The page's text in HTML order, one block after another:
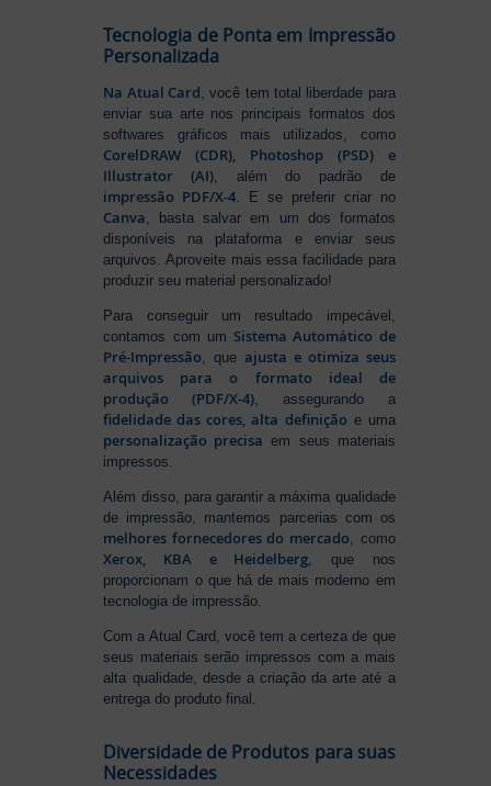
Tecnologia de Ponta em Impressão
Personalizada
Na Atual Card, você tem total liberdade para
enviar sua arte nos principais formatos dos
softwares gráficos mais utilizados, como
CorelDRAW (CDR), Photoshop (PSD) e
Illustrator (AI), além do padrão de
impressão PDF/X-4. E se preferir criar no
Canva, basta salvar em um dos formatos
disponíveis na plataforma e enviar seus
arquivos. Aproveite mais essa facilidade para
produzir seu material personalizado!
Para conseguir um resultado impecável,
contamos com um Sistema Automático de
Pré-Impressão, queajusta e otimiza seus
arquivos para o formato ideal de
produção (PDF/X-4), assegurando a
fidelidade das cores, alta definição e uma
personalização precisa em seus materiais
impressos.
Além disso, para garantir a máxima qualidade
de impressão, mantemos parcerias com os
melhores fornecedores do mercado , como
Xerox, KBA e Heidelberg , que nos
proporcionam o que há de mais moderno em
tecnologia de impressão.
Com a Atual Card, você tem a certeza de que
seus materiais serão impressos com a mais
alta qualidade, desde a criação da arte até a
entrega do produto final.
Diversidade de Produtos para suas
Necessidades